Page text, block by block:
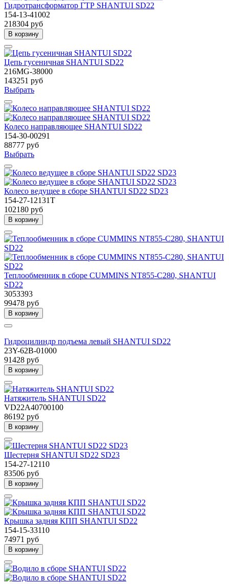
Гидротрансформатор ГТР SHANTUI SD22
154-13-41002
218304 руб
В корзину
Цепь гусеничная SHANTUI SD22
216MG-38000
143251 руб
Выбрать
Колесо направляющее SHANTUI SD22
154-30-00291
88777 руб
Выбрать
Колесо ведущее в сборе SHANTUI SD22 SD23
154-27-12131T
102180 руб
В корзину
Теплообменник в сборе CUMMINS NT855-C280, SHANTUI
SD22
3053393
99478 руб
В корзину
Гидроцилиндр подъема левый SHANTUI SD22
23Y-62B-01000
91428 руб
В корзину
Натяжитель SHANTUI SD22
VD22A40700100
86192 руб
В корзину
Шестерня SHANTUI SD22 SD23
154-27-12110
83506 руб
В корзину
Крышка задняя КПП SHANTUI SD22
154-15-33110
74971 руб
В корзину